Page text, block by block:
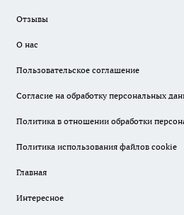
Отзывы
О нас
Пользовательское соглашение
Согласие на обработку персональных
Политика в отношении обработки
Политика использования файлов cookie
Главная
Интересное